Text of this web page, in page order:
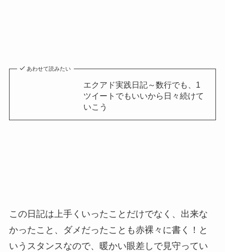
あわせて読みたい
エクアド実践日記～数行でも、1
ツイートでもいいから日々続けて
いこう
この日記は上手くいったことだけでなく、出来な
かったこと、ダメだったことも赤裸々に書く！と
いうスタンスなので、暖かい眼差しで見守ってい